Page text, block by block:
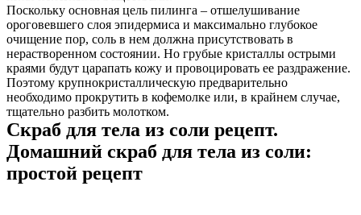
Поскольку основная цель пилинга – отшелушивание
ороговевшего слоя эпидермиса и максимально глубокое
очищение пор, соль в нем должна присутствовать в
нерастворенном состоянии. Но грубые кристаллы острыми
краями будут царапать кожу и провоцировать ее раздражение.
Поэтому крупнокристаллическую предварительно
необходимо прокрутить в кофемолке или, в крайнем случае,
тщательно разбить молотком.
Скраб для тела из соли рецепт.
Домашний скраб для тела из соли:
простой рецепт